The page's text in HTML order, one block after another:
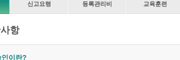
신고요령 등록관리비 교육훈련
항
이란?